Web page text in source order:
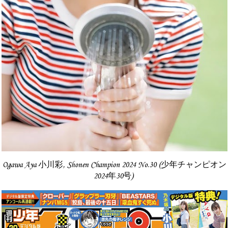
Ogawa Aya 小川彩, Shonen Champion 2024 No.30 (少年チャンピオン
2024年30号)